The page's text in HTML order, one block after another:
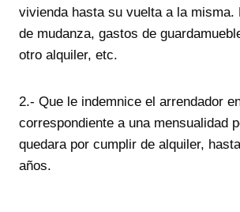
vivienda hasta su vuelta a la misma.
de mudanza, gastos de
otro alquiler, etc.
2.- Que le indemnice el arrendador
correspondiente a una mensualidad
quedara por cumplir de alquiler,
años.